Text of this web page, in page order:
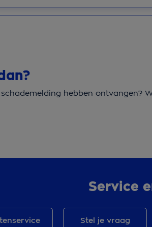
hebben ontvangen?
Service
Stel je vraag